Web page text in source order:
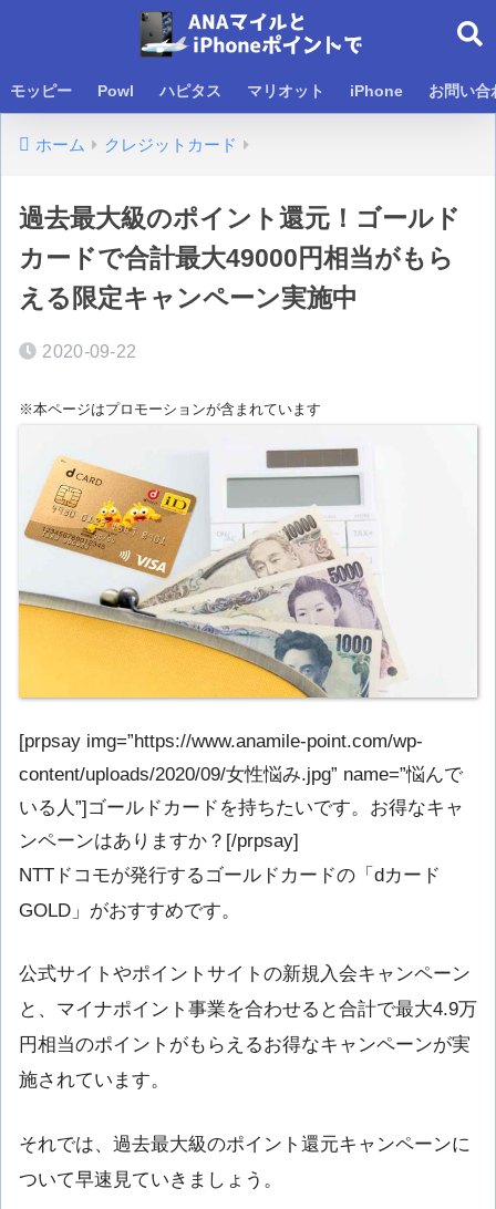
モッピー Powl ハピタス マリオット iPhone お問い合
ホーム クレジットカード
過去最大級のポイント還元！ゴールド
カードで合計最大49000円相当がもら
える限定キャンペーン実施中
2020-09-22
※本ページはプロモーションが含まれています
[prpsay img=”https://www.anamile-point.com/wp-
content/uploads/2020/09/女性悩み.jpg” name=”悩んで
いる人”]ゴールドカードを持ちたいです。お得なキャ
ンペーンはありますか？[/prpsay]
NTTドコモが発行するゴールドカードの「dカード
GOLD」がおすすめです。
公式サイトやポイントサイトの新規入会キャンペーン
と、マイナポイント事業を合わせると合計で最大4.9万
円相当のポイントがもらえるお得なキャンペーンが実
施されています。
それでは、過去最大級のポイント還元キャンペーンに
ついて早速見ていきましょう。